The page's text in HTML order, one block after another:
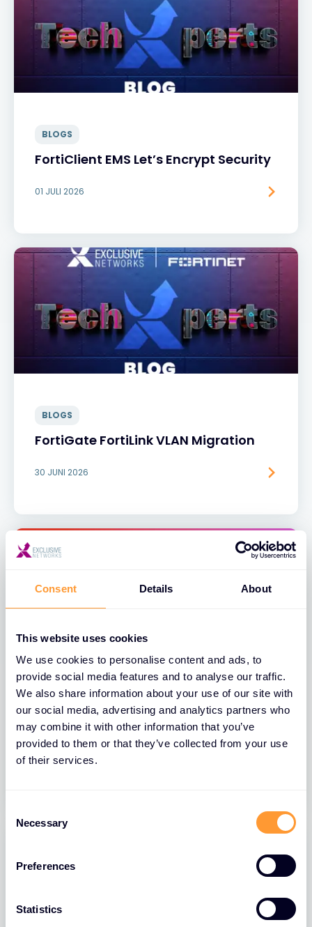
Consent Details About
This website uses cookies
We use cookies to personalise content and ads, to
provide social media features and to analyse our traffic.
We also share information about your use of our site with
our social media, advertising and analytics partners who
may combine it with other information that you’ve
provided to them or that they’ve collected from your use
of their services.
Necessary
Preferences
Statistics
BLOGS
FortiClient EMS Let’s Encrypt Security
01 JULI 2026
BLOGS
FortiGate FortiLink VLAN Migration
30 JUNI 2026
BLOGS
Fortinet Cybersecurity Skills Gap
Report 2026